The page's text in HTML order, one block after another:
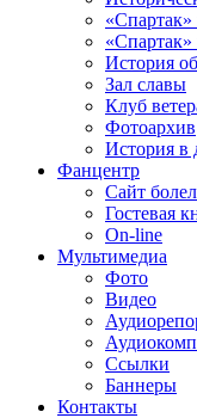
«Спартак»
«Спартак»
История
Зал славы
Клуб
Фотоархив
История в
Фанцентр
Сайт
Гостевая
On-line
Мультимедиа
Фото
Видео
Ссылки
Баннеры
Контакты